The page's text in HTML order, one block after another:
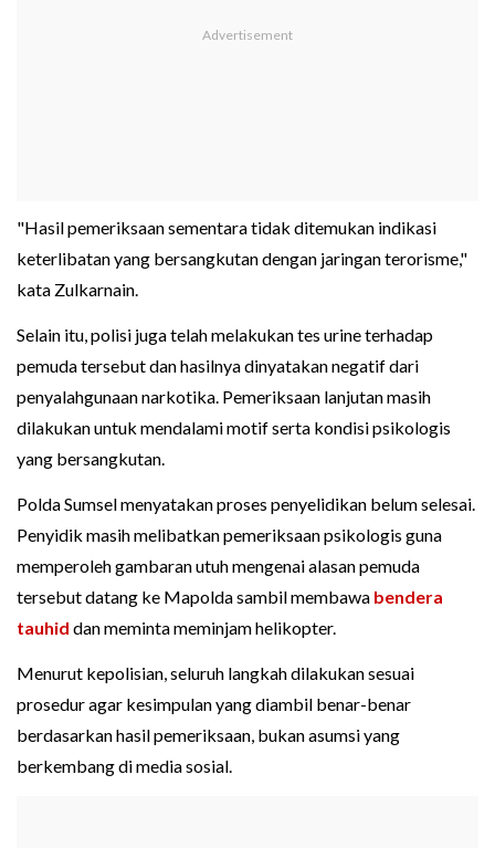
"Hasil pemeriksaan sementara tidak ditemukan indikasi
keterlibatan yang bersangkutan dengan jaringan terorisme,"
kata Zulkarnain.
Selain itu, polisi juga telah melakukan tes urine terhadap
pemuda tersebut dan hasilnya dinyatakan negatif dari
penyalahgunaan narkotika. Pemeriksaan lanjutan masih
dilakukan untuk mendalami motif serta kondisi psikologis
yang bersangkutan.
Polda Sumsel menyatakan proses penyelidikan belum selesai.
Penyidik masih melibatkan pemeriksaan psikologis guna
memperoleh gambaran utuh mengenai alasan pemuda
tersebut datang ke Mapolda sambil membawa bendera
tauhid dan meminta meminjam helikopter.
Menurut kepolisian, seluruh langkah dilakukan sesuai
prosedur agar kesimpulan yang diambil benar-benar
berdasarkan hasil pemeriksaan, bukan asumsi yang
berkembang di media sosial.